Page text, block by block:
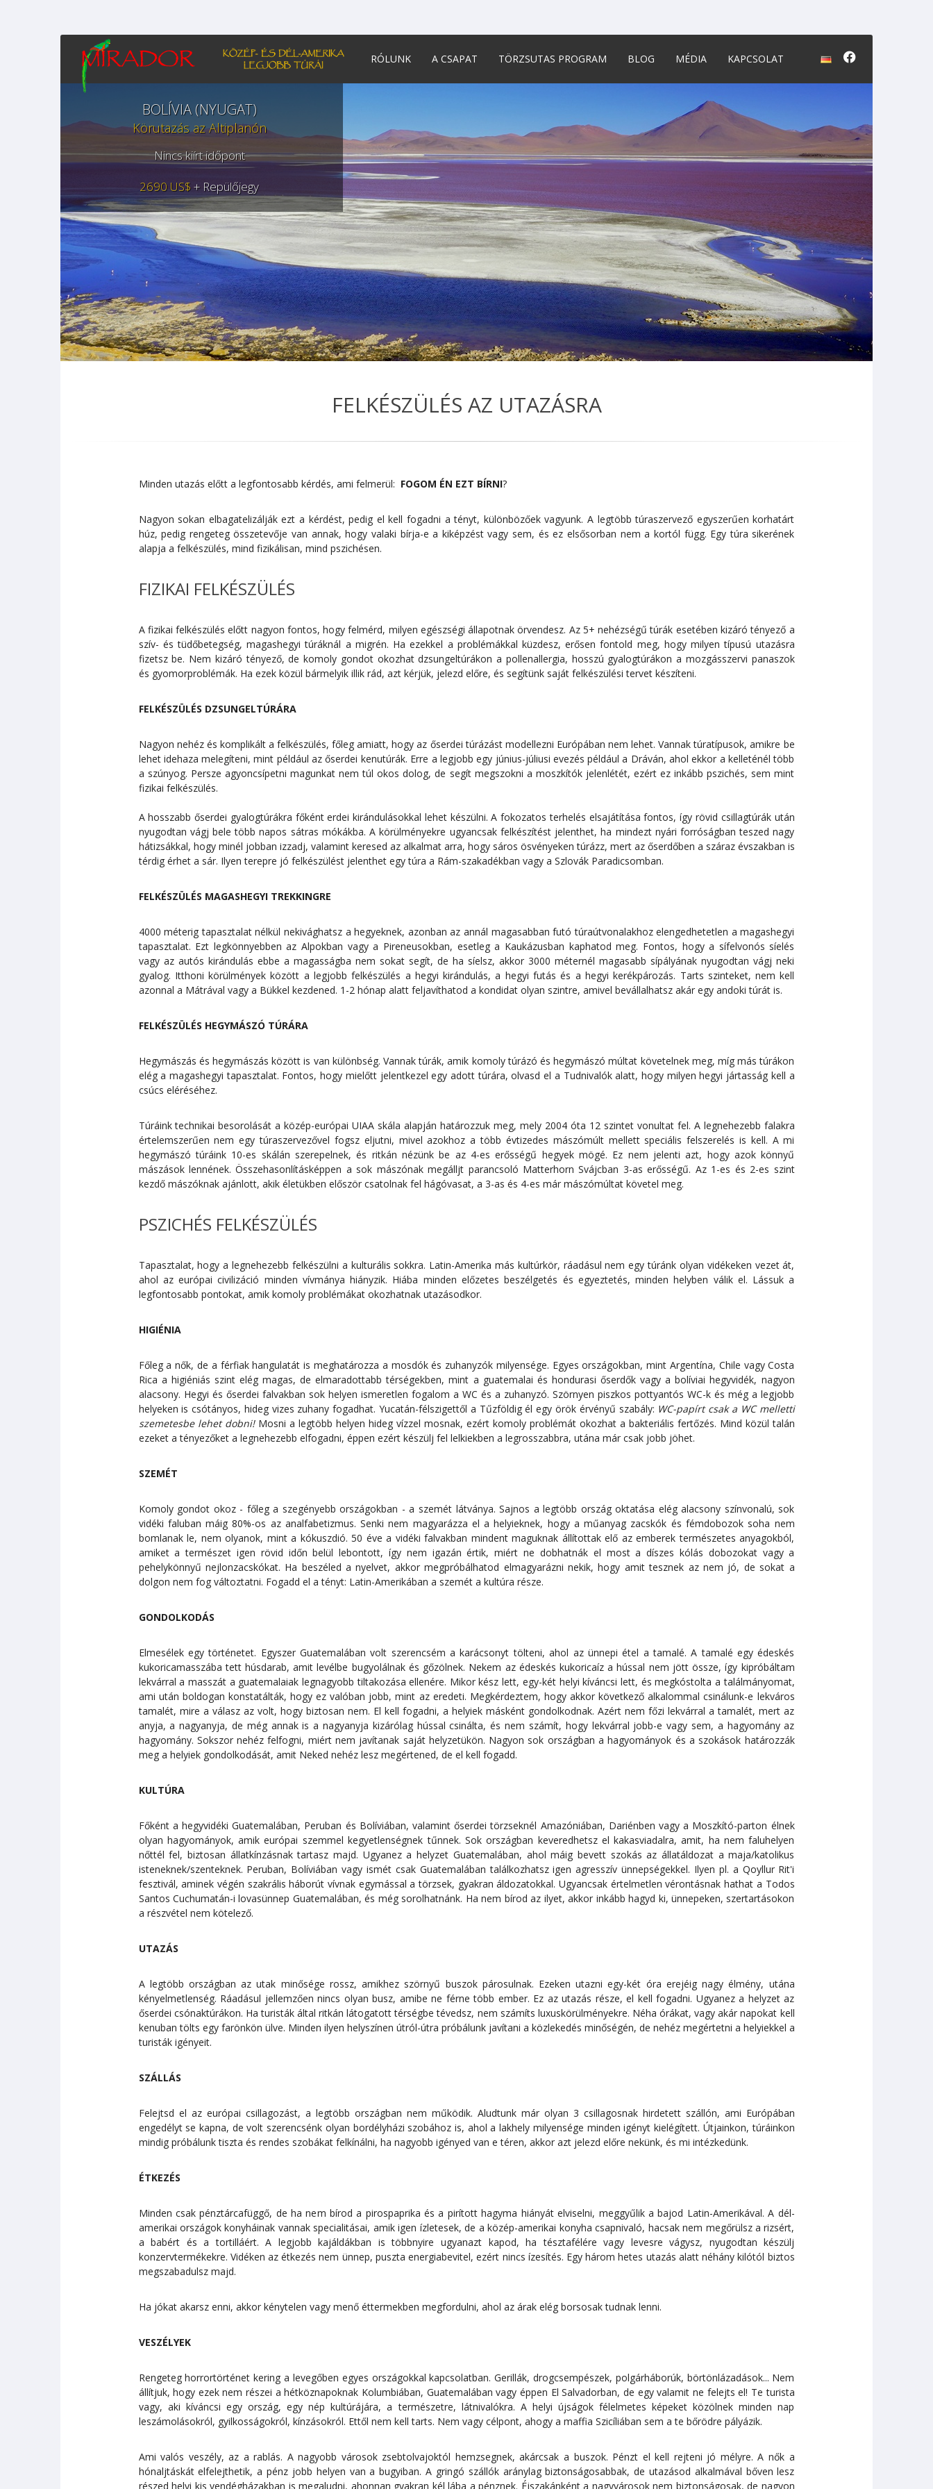
RÓLUNK A CSAPAT TÖRZSUTAS PROGRAM BLOG MÉDIA KAPCSOLAT
BOLÍVIA (NYUGAT)
Körutazás az Altiplanón
Nincs kiírt időpont
2690 US$+ Repülőjegy
FELKÉSZÜLÉS AZ UTAZÁSRA
Minden utazás előtt a legfontosabb kérdés, ami felmerül: FOGOM ÉN EZT BÍRNI?
Nagyon sokan elbagatelizálják ezt a kérdést, pedig el kell fogadni a tényt, különbözőek vagyunk. A legtöbb túraszervező egyszerűen korhatárt
húz, pedig rengeteg összetevője van annak, hogy valaki bírja-e a kiképzést vagy sem, és ez elsősorban nem a kortól függ. Egy túra sikerének
alapja a felkészülés, mind fizikálisan, mind pszichésen.
FIZIKAI FELKÉSZÜLÉS
A fizikai felkészülés előtt nagyon fontos, hogy felmérd, milyen egészségi állapotnak örvendesz. Az 5+ nehézségű túrák esetében kizáró tényező a
szív- és tüdőbetegség, magashegyi túráknál a migrén. Ha ezekkel a problémákkal küzdesz, erősen fontold meg, hogy milyen típusú utazásra
fizetsz be. Nem kizáró tényező, de komoly gondot okozhat dzsungeltúrákon a pollenallergia, hosszú gyalogtúrákon a mozgásszervi panaszok
és gyomorproblémák. Ha ezek közül bármelyik illik rád, azt kérjük, jelezd előre, és segítünk saját felkészülési tervet készíteni.
FELKÉSZÜLÉS DZSUNGELTÚRÁRA
Nagyon nehéz és komplikált a felkészülés, főleg amiatt, hogy az őserdei túrázást modellezni Európában nem lehet. Vannak túratípusok, amikre be
lehet idehaza melegíteni, mint például az őserdei kenutúrák. Erre a legjobb egy június-júliusi evezés például a Dráván, ahol ekkor a kelleténél több
a szúnyog. Persze agyoncsípetni magunkat nem túl okos dolog, de segít megszokni a moszkítók jelenlétét, ezért ez inkább pszichés, sem mint
fizikai felkészülés.
A hosszabb őserdei gyalogtúrákra főként erdei kirándulásokkal lehet készülni. A fokozatos terhelés elsajátítása fontos, így rövid csillagtúrák után
nyugodtan vágj bele több napos sátras mókákba. A körülményekre ugyancsak felkészítést jelenthet, ha mindezt nyári forróságban teszed nagy
hátizsákkal, hogy minél jobban izzadj, valamint keresed az alkalmat arra, hogy sáros ösvényeken túrázz, mert az őserdőben a száraz évszakban is
térdig érhet a sár. Ilyen terepre jó felkészülést jelenthet egy túra a Rám-szakadékban vagy a Szlovák Paradicsomban.
FELKÉSZÜLÉS MAGASHEGYI TREKKINGRE
4000 méterig tapasztalat nélkül nekivághatsz a hegyeknek, azonban az annál magasabban futó túraútvonalakhoz elengedhetetlen a magashegyi
tapasztalat. Ezt legkönnyebben az Alpokban vagy a Pireneusokban, esetleg a Kaukázusban kaphatod meg. Fontos, hogy a sífelvonós síelés
vagy az autós kirándulás ebbe a magasságba nem sokat segít, de ha síelsz, akkor 3000 méternél magasabb sípályának nyugodtan vágj neki
gyalog. Itthoni körülmények között a legjobb felkészülés a hegyi kirándulás, a hegyi futás és a hegyi kerékpározás. Tarts szinteket, nem kell
azonnal a Mátrával vagy a Bükkel kezdened. 1-2 hónap alatt feljavíthatod a kondidat olyan szintre, amivel bevállalhatsz akár egy andoki túrát is.
FELKÉSZÜLÉS HEGYMÁSZÓ TÚRÁRA
Hegymászás és hegymászás között is van különbség. Vannak túrák, amik komoly túrázó és hegymászó múltat követelnek meg, míg más túrákon
elég a magashegyi tapasztalat. Fontos, hogy mielőtt jelentkezel egy adott túrára, olvasd el a Tudnivalók alatt, hogy milyen hegyi jártasság kell a
csúcs eléréséhez.
Túráink technikai besorolását a közép-európai UIAA skála alapján határozzuk meg, mely 2004 óta 12 szintet vonultat fel. A legnehezebb falakra
értelemszerűen nem egy túraszervezővel fogsz eljutni, mivel azokhoz a több évtizedes mászómúlt mellett speciális felszerelés is kell. A mi
hegymászó túráink 10-es skálán szerepelnek, és ritkán nézünk be az 4-es erősségű hegyek mögé. Ez nem jelenti azt, hogy azok könnyű
mászások lennének. Összehasonlításképpen a sok mászónak megálljt parancsoló Matterhorn Svájcban 3-as erősségű. Az 1-es és 2-es szint
kezdő mászóknak ajánlott, akik életükben először csatolnak fel hágóvasat, a 3-as és 4-es már mászómúltat követel meg.
PSZICHÉS FELKÉSZÜLÉS
Tapasztalat, hogy a legnehezebb felkészülni a kulturális sokkra. Latin-Amerika más kultúrkör, ráadásul nem egy túránk olyan vidékeken vezet át,
ahol az európai civilizáció minden vívmánya hiányzik. Hiába minden előzetes beszélgetés és egyeztetés, minden helyben válik el. Lássuk a
legfontosabb pontokat, amik komoly problémákat okozhatnak utazásodkor.
HIGIÉNIA
Főleg a nők, de a férfiak hangulatát is meghatározza a mosdók és zuhanyzók milyensége. Egyes országokban, mint Argentína, Chile vagy Costa
Rica a higiéniás szint elég magas, de elmaradottabb térségekben, mint a guatemalai és hondurasi őserdők vagy a bolíviai hegyvidék, nagyon
alacsony. Hegyi és őserdei falvakban sok helyen ismeretlen fogalom a WC és a zuhanyzó. Szörnyen piszkos pottyantós WC-k és még a legjobb
helyeken is csótányos, hideg vizes zuhany fogadhat. Yucatán-félszigettől a Tűzföldig él egy örök érvényű szabály: WC-papírt csak a WC melletti
szemetesbe lehet dobni!Mosni a legtöbb helyen hideg vízzel mosnak, ezért komoly problémát okozhat a bakteriális fertőzés. Mind közül talán
ezeket a tényezőket a legnehezebb elfogadni, éppen ezért készülj fel lelkiekben a legrosszabbra, utána már csak jobb jöhet.
SZEMÉT
Komoly gondot okoz - főleg a szegényebb országokban - a szemét látványa. Sajnos a legtöbb ország oktatása elég alacsony színvonalú, sok
vidéki faluban máig 80%-os az analfabetizmus. Senki nem magyarázza el a helyieknek, hogy a műanyag zacskók és fémdobozok soha nem
bomlanak le, nem olyanok, mint a kókuszdió. 50 éve a vidéki falvakban mindent maguknak állítottak elő az emberek természetes anyagokból,
amiket a természet igen rövid időn belül lebontott, így nem igazán értik, miért ne dobhatnák el most a díszes kólás dobozokat vagy a
pehelykönnyű nejlonzacskókat. Ha beszéled a nyelvet, akkor megpróbálhatod elmagyarázni nekik, hogy amit tesznek az nem jó, de sokat a
dolgon nem fog változtatni. Fogadd el a tényt: Latin-Amerikában a szemét a kultúra része.
GONDOLKODÁS
Elmesélek egy történetet. Egyszer Guatemalában volt szerencsém a karácsonyt tölteni, ahol az ünnepi étel a tamalé. A tamalé egy édeskés
kukoricamasszába tett húsdarab, amit levélbe bugyolálnak és gőzölnek. Nekem az édeskés kukoricaíz a hússal nem jött össze, így kipróbáltam
lekvárral a masszát a guatemalaiak legnagyobb tiltakozása ellenére. Mikor kész lett, egy-két helyi kíváncsi lett, és megkóstolta a találmányomat,
ami után boldogan konstatálták, hogy ez valóban jobb, mint az eredeti. Megkérdeztem, hogy akkor következő alkalommal csinálunk-e lekváros
tamalét, mire a válasz az volt, hogy biztosan nem. El kell fogadni, a helyiek másként gondolkodnak. Azért nem főzi lekvárral a tamalét, mert az
anyja, a nagyanyja, de még annak is a nagyanyja kizárólag hússal csinálta, és nem számít, hogy lekvárral jobb-e vagy sem, a hagyomány az
hagyomány. Sokszor nehéz felfogni, miért nem javítanak saját helyzetükön. Nagyon sok országban a hagyományok és a szokások határozzák
meg a helyiek gondolkodását, amit Neked nehéz lesz megértened, de el kell fogadd.
KULTÚRA
Főként a hegyvidéki Guatemalában, Peruban és Bolíviában, valamint őserdei törzseknél Amazóniában, Dariénben vagy a Moszkító-parton élnek
olyan hagyományok, amik európai szemmel kegyetlenségnek tűnnek. Sok országban keveredhetsz el kakasviadalra, amit, ha nem faluhelyen
nőttél fel, biztosan állatkínzásnak tartasz majd. Ugyanez a helyzet Guatemalában, ahol máig bevett szokás az állatáldozat a maja/katolikus
isteneknek/szenteknek. Peruban, Bolíviában vagy ismét csak Guatemalában találkozhatsz igen agresszív ünnepségekkel. Ilyen pl. a Qoyllur Rit'i
fesztivál, aminek végén szakrális háborút vívnak egymással a törzsek, gyakran áldozatokkal. Ugyancsak értelmetlen vérontásnak hathat a Todos
Santos Cuchumatán-i lovasünnep Guatemalában, és még sorolhatnánk. Ha nem bírod az ilyet, akkor inkább hagyd ki, ünnepeken, szertartásokon
a részvétel nem kötelező.
UTAZÁS
A legtöbb országban az utak minősége rossz, amikhez szörnyű buszok párosulnak. Ezeken utazni egy-két óra erejéig nagy élmény, utána
kényelmetlenség. Ráadásul jellemzően nincs olyan busz, amibe ne férne több ember. Ez az utazás része, el kell fogadni. Ugyanez a helyzet az
őserdei csónaktúrákon. Ha turisták által ritkán látogatott térségbe tévedsz, nem számíts luxuskörülményekre. Néha órákat, vagy akár napokat kell
kenuban tölts egy farönkön ülve. Minden ilyen helyszínen útról-útra próbálunk javítani a közlekedés minőségén, de nehéz megértetni a helyiekkel a
turisták igényeit.
SZÁLLÁS
Felejtsd el az európai csillagozást, a legtöbb országban nem működik. Aludtunk már olyan 3 csillagosnak hirdetett szállón, ami Európában
engedélyt se kapna, de volt szerencsénk olyan bordélyházi szobához is, ahol a lakhely milyensége minden igényt kielégített. Útjainkon, túráinkon
mindig próbálunk tiszta és rendes szobákat felkínálni, ha nagyobb igényed van e téren, akkor azt jelezd előre nekünk, és mi intézkedünk.
ÉTKEZÉS
Minden csak pénztárcafüggő, de ha nem bírod a pirospaprika és a pirított hagyma hiányát elviselni, meggyűlik a bajod Latin-Amerikával. A dél-
amerikai országok konyháinak vannak specialitásai, amik igen ízletesek, de a közép-amerikai konyha csapnivaló, hacsak nem megőrülsz a rizsért,
a babért és a tortilláért. A legjobb kajáldákban is többnyire ugyanazt kapod, ha tésztafélére vagy levesre vágysz, nyugodtan készülj
konzervtermékekre. Vidéken az étkezés nem ünnep, puszta energiabevitel, ezért nincs ízesítés. Egy három hetes utazás alatt néhány kilótól biztos
megszabadulsz majd.
Ha jókat akarsz enni, akkor kénytelen vagy menő éttermekben megfordulni, ahol az árak elég borsosak tudnak lenni.
VESZÉLYEK
Rengeteg horrortörténet kering a levegőben egyes országokkal kapcsolatban. Gerillák, drogcsempészek, polgárháborúk, börtönlázadások... Nem
állítjuk, hogy ezek nem részei a hétköznapoknak Kolumbiában, Guatemalában vagy éppen El Salvadorban, de egy valamit ne felejts el! Te turista
vagy, aki kíváncsi egy ország, egy nép kultúrájára, a természetre, látnivalókra. A helyi újságok félelmetes képeket közölnek minden nap
leszámolásokról, gyilkosságokról, kínzásokról. Ettől nem kell tarts. Nem vagy célpont, ahogy a maffia Szicíliában sem a te bőrödre pályázik.
Ami valós veszély, az a rablás. A nagyobb városok zsebtolvajoktól hemzsegnek, akárcsak a buszok. Pénzt el kell rejteni jó mélyre. A nők a
hónaljtáskát elfelejthetik, a pénz jobb helyen van a bugyiban. A gringó szállók aránylag biztonságosabbak, de utazásod alkalmával bőven lesz
részed helyi kis vendégházakban is megaludni, ahonnan gyakran kél lába a pénznek. Éjszakánként a nagyvárosok nem biztonságosak, de nagyon